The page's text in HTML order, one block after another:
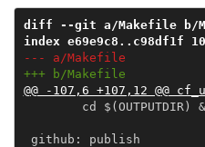
diff --git a/Makefile b/
index e69e9c8..c98df1f
--- a/Makefile
+++ b/Makefile
@@ -107,6 +107,12 @@
cd $(OUTPUTDIR)